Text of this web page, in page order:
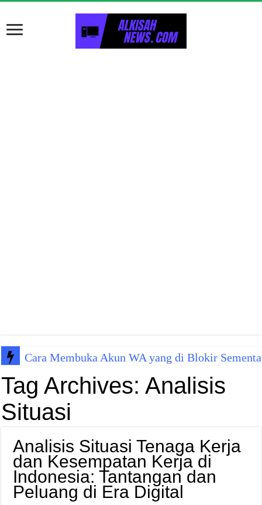
Cara Membuka Akun WA yang di Blokir
Tag Archives:Analisis
Situasi
Analisis Situasi Tenaga Kerja
dan Kesempatan Kerja di
Indonesia: Tantangan dan
Peluang di Era Digital